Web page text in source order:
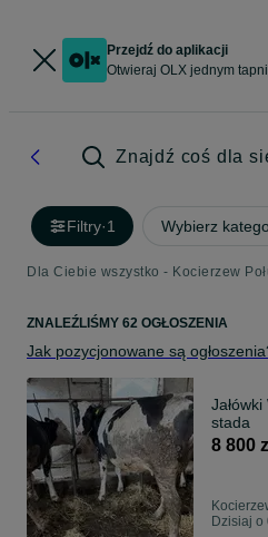
Przejdź do aplikacji
Otwieraj OLX jednym
Znajdź coś dla
Filtry·1 Wybierz
Dla Ciebie wszystko - Kocierzew
ZNALEŹLIŚMY 62 OGŁOSZENIA
Jak pozycjonowane są
stada
8 800
Dzisiaj o